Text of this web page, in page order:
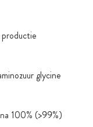
glycine
100% (>99%)